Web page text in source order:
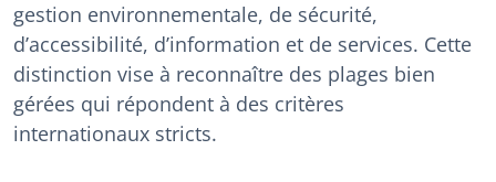
gestion environnementale, de sécurité,
d’accessibilité, d’information et de services. Cette
distinction vise à reconnaître des plages bien
gérées qui répondent à des critères
internationaux stricts.